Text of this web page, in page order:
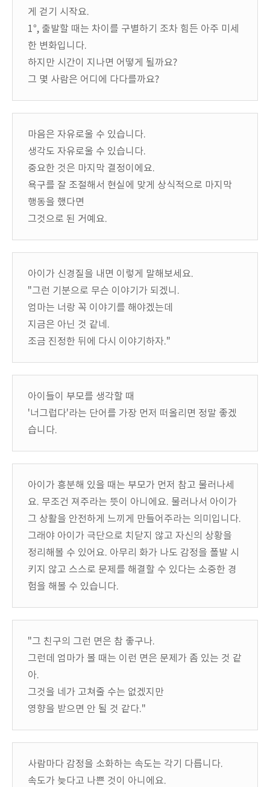
게 걷기 시작요.
1°, 출발할 때는 차이를 구별하기 조차 힘든 아주 미세
한 변화입니다.
하지만 시간이 지나면 어떻게 될까요?
그 몇 사람은 어디에 다다를까요?
마음은 자유로울 수 있습니다.
생각도 자유로울 수 있습니다.
중요한 것은 마지막 결정이에요.
욕구를 잘 조절해서 현실에 맞게 상식적으로 마지막
행동을 했다면
그것으로 된 거예요.
아이가 신경질을 내면 이렇게 말해보세요.
"그런 기분으로 무슨 이야기가 되겠니.
엄마는 너랑 꼭 이야기를 해야겠는데
지금은 아닌 것 같네.
조금 진정한 뒤에 다시 이야기하자."
아이들이 부모를 생각할 때
'너그럽다'라는 단어를 가장 먼저 떠올리면 정말 좋겠
습니다.
아이가 흥분해 있을 때는 부모가 먼저 참고 물러나세
요. 무조건 져주라는 뜻이 아니에요. 물러나서 아이가
그 상활을 안전하게 느끼게 만들어주라는 의미입니다.
그래야 아이가 극단으로 치닫지 않고 자신의 상황을
정리해볼 수 있어요. 아무리 화가 나도 감정을 폴발 시
키지 않고 스스로 문제를 해결할 수 있다는 소중한 경
험을 해볼 수 있습니다.
"그 친구의 그런 면은 참 좋구나.
그런데 엄마가 볼 때는 이런 면은 문제가 좀 있는 것 같
아.
그것을 네가 고쳐줄 수는 없겠지만
영향을 받으면 안 될 것 같다."
사람마다 감정을 소화하는 속도는 각기 다릅니다.
속도가 늦다고 나쁜 것이 아니에요.